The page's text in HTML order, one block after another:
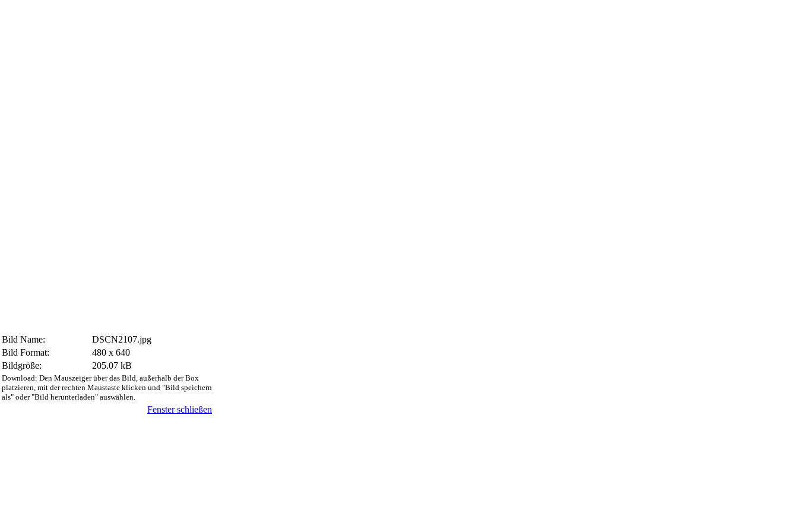
Bild Name:
DSCN2107.jpg
Bild Format:
480 x 640
Bildgröße:
205.07 kB
Download: Den Mauszeiger über das Bild, außerhalb der Box
platzieren, mit der rechten Maustaste klicken und "Bild speichern
als" oder "Bild herunterladen" auswählen.
Fenster schließen